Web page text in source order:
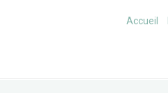
Accueil